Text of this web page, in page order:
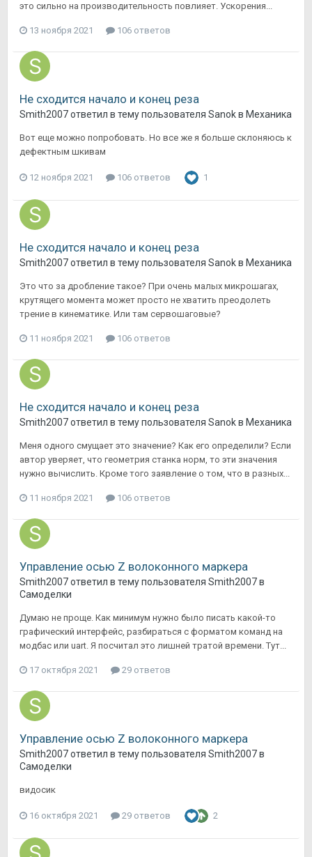
это сильно на производительность повлияет. Ускорения...
13 ноября 2021 106 ответов
Не сходится начало и конец реза
Smith2007ответил в тему пользователя Sanokв Механика
Вот еще можно попробовать. Но все же я больше склоняюсь к
дефектным шкивам
12 ноября 2021 106 ответов 1
Не сходится начало и конец реза
Smith2007ответил в тему пользователя Sanokв Механика
Это что за дробление такое? При очень малых микрошагах,
крутящего момента может просто не хватить преодолеть
трение в кинематике. Или там сервошаговые?
11 ноября 2021 106 ответов
Не сходится начало и конец реза
Smith2007ответил в тему пользователя Sanokв Механика
Меня одного смущает это значение? Как его определили? Если
автор уверяет, что геометрия станка норм, то эти значения
нужно вычислить. Кроме того заявление о том, что в разных...
11 ноября 2021 106 ответов
Управление осью Z волоконного маркера
Smith2007ответил в тему пользователя Smith2007в
Самоделки
Думаю не проще. Как минимум нужно было писать какой-то
графический интерфейс, разбираться с форматом команд на
модбас или uart. Я посчитал это лишней тратой времени. Тут...
17 октября 2021 29 ответов
Управление осью Z волоконного маркера
Smith2007ответил в тему пользователя Smith2007в
Самоделки
видосик
16 октября 2021 29 ответов 2